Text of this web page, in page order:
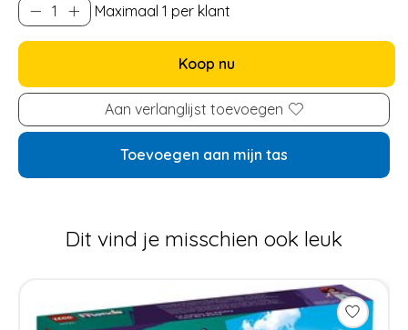
Maximaal 1 per klant
Koop nu
Aan verlanglijst toevoegen
Toevoegen aan mijn tas
Dit vind je misschien ook leuk